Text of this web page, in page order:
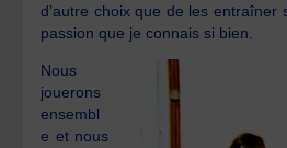
d’autre choix que de les entraîner
passion que je connais si bien.
Nous
jouerons
ensembl
e et nous